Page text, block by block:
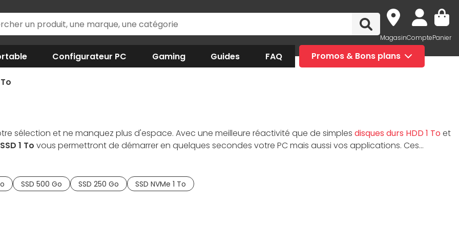
MagasinComptePanier
Configurateur PC Gaming Guides FAQ Promos & Bons plans
sélection et ne manquez plus d'espace. Avec une meilleure réactivité que de simples disques durs HDD 1 To et
1 To vous permettront de démarrer en quelques secondes votre PC mais aussi vos applications. Ces
flash, nos experts scrutent en permanence les nouveautés pour vous faire profiter des dernières
? Optez pour unSSD 2 To , il n'y aura alors plus rien pour vous ralentir.
SSD 500 Go SSD 250 Go SSD NVMe 1 To